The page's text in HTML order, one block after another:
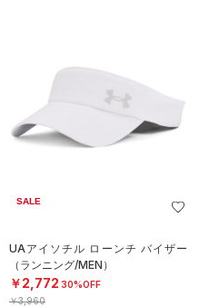
SALE
UAアイソチル ローンチ バイザー
（ランニング/MEN）
￥2,772 30%OFF
￥3,960